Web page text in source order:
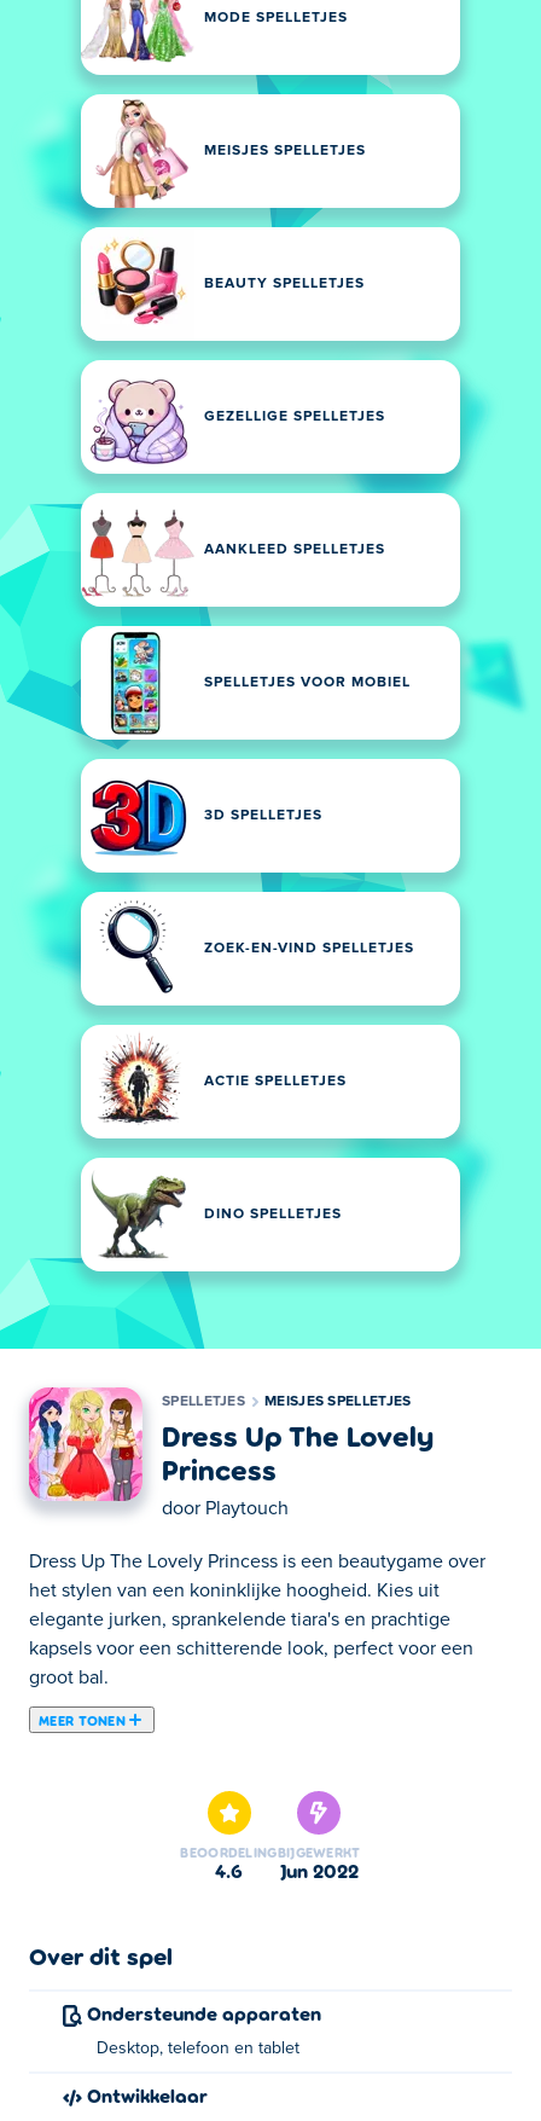
MODE SPELLETJES
MEISJES SPELLETJES
BEAUTY SPELLETJES
GEZELLIGE SPELLETJES
AANKLEED SPELLETJES
SPELLETJES VOOR MOBIEL
3D SPELLETJES
ZOEK-EN-VIND SPELLETJES
ACTIE SPELLETJES
DINO SPELLETJES
SPELLETJES MEISJES SPELLETJES
Dress Up The Lovely
Princess
door Playtouch
Dress Up The Lovely Princess is een beautygame over
het stylen van een koninklijke hoogheid. Kies uit
elegante jurken, sprankelende tiara's en prachtige
kapsels voor een schitterende look, perfect voor een
groot bal.
MEER TONEN
BEOORDELING
4.6
BIJGEWERKT
jun 2022
Over dit spel
Ondersteunde apparaten
Desktop, telefoon en tablet
Ontwikkelaar